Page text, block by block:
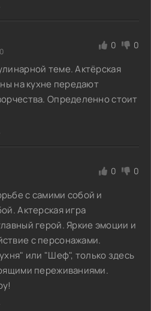
0 0
теме. Актёрская
на кухне передают
Определенно стоит
0 0
с самими собой и
Актерская игра
герой. Яркие эмоции и
с персонажами.
или "Шеф", только здесь
переживаниями.